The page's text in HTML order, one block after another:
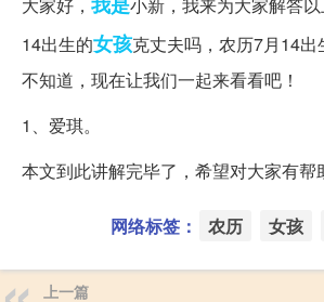
大家好， 小新，我来为大家解答以
14出生的女孩克丈夫吗，农历7月14
不知道，现在让我们一起来看看吧！
1、爱琪。
本文到此讲解完毕了，希望对大家有帮
网络标签： 农历 女孩
上一篇